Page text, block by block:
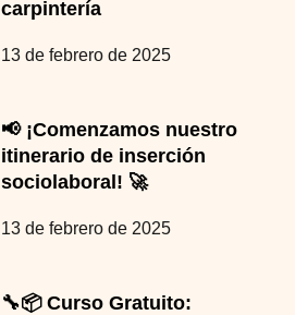
carpintería
13 de febrero de 2025
📢 ¡Comenzamos nuestro
itinerario de inserción
sociolaboral! 🚀
13 de febrero de 2025
🔧📦 Curso Gratuito: